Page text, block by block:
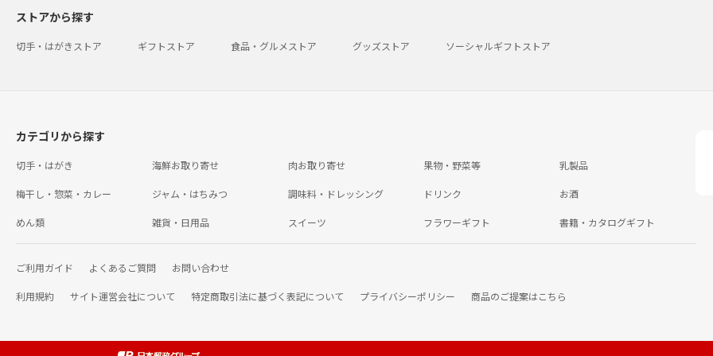
ストアから探す
切手・はがきストア ギフトストア 食品・グルメストア グッズストア ソーシャルギフトストア
カテゴリから探す
切手・はがき 海鮮お取り寄せ 肉お取り寄せ 果物・野菜等 乳製品
梅干し・惣菜・カレー ジャム・はちみつ 調味料・ドレッシング ドリンク お酒
めん類 雑貨・日用品 スイーツ フラワーギフト 書籍・カタログギフト
ご利用ガイド よくあるご質問 お問い合わせ
利用規約 サイト運営会社について 特定商取引法に基づく表記について プライバシーポリシー 商品のご提案はこちら